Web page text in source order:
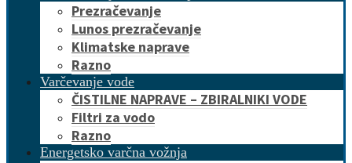
Prezračevanje
Lunos prezračevanje
Klimatske naprave
Razno
Varčevanje vode
ČISTILNE NAPRAVE – ZBIRALNIKI VODE
Filtri za vodo
Razno
Energetsko varčna vožnja